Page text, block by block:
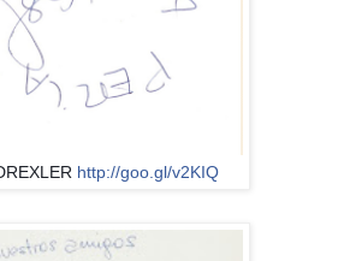
http://goo.gl/v2KIQ